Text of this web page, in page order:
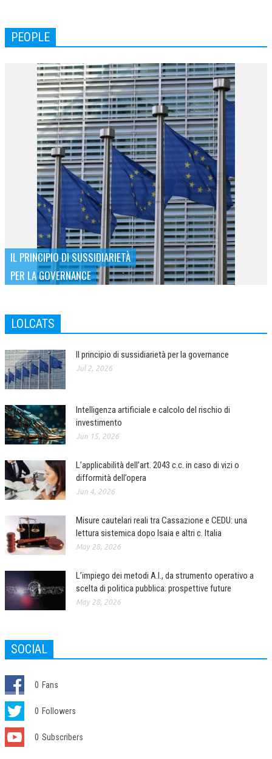
PEOPLE
IL PRINCIPIO DI SUSSIDIARIETÀ
PER LA GOVERNANCE
LOLCATS
Il principio di sussidiarietà per la governance
Jul 2, 2026
Intelligenza artificiale e calcolo del rischio di
investimento
Jun 15, 2026
L’applicabilità dell’art. 2043 c.c. in caso di vizi o
difformità dell’opera
Jun 4, 2026
Misure cautelari reali tra Cassazione e CEDU: una
lettura sistemica dopo Isaia e altri c. Italia
May 28, 2026
L’impiego dei metodi A.I., da strumento operativo a
scelta di politica pubblica: prospettive future
May 28, 2026
SOCIAL
0 Fans
0 Followers
0 Subscribers